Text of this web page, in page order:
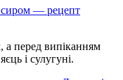
— рецепт
перед випіканням
і сулугуні.